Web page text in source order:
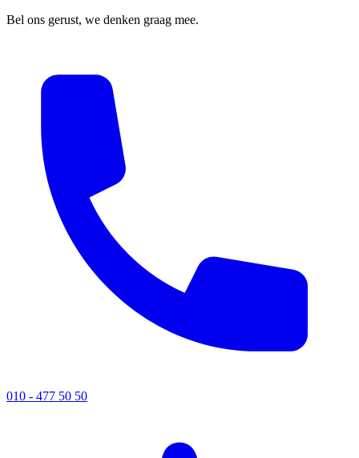
Bel ons gerust, we denken graag mee.
010 - 477 50 50